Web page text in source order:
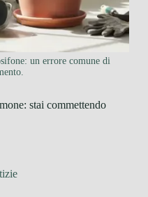
un errore comune di
stai commettendo